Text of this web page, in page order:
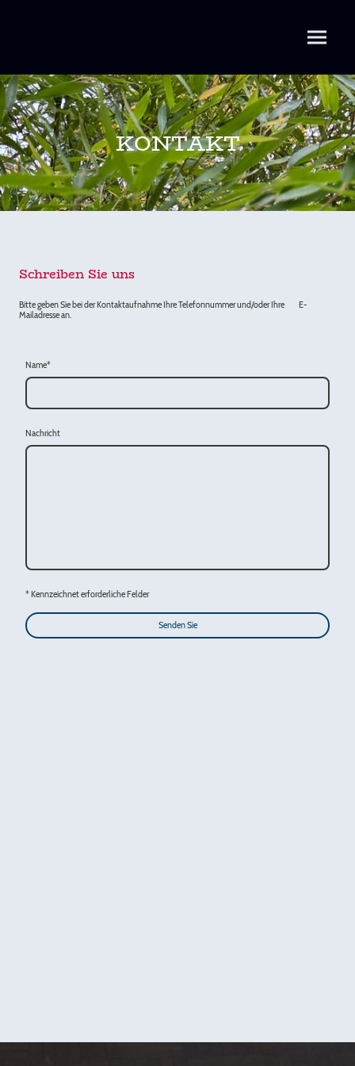
KONTAKT
Schreiben Sie uns
Bitte geben Sie bei der Kontaktaufnahme Ihre Telefonnummer und/oder Ihre E-
Mailadresse an.
Name*
Nachricht
* Kennzeichnet erforderliche Felder
Senden Sie